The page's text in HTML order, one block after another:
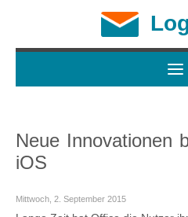
Neue Innovationen
iOS
Mittwoch, 2. September 2015